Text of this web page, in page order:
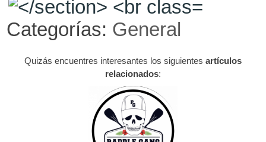
Categorías: General
Quizás encuentres interesantes los siguientes artículos
relacionados: